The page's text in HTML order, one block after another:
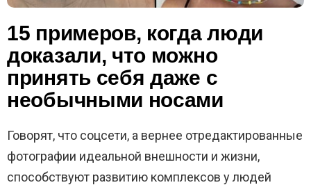
15 примеров, когда люди
доказали, что можно
принять себя даже с
необычными носами
Говорят, что соцсети, а вернее отредактированные
фотографии идеальной внешности и жизни,
способствуют развитию комплексов у людей